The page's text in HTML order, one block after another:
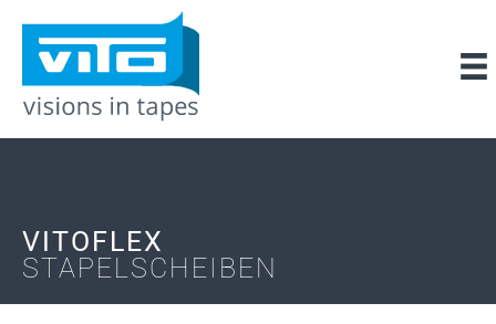
VITOFLEX
STAPELSCHEIBEN